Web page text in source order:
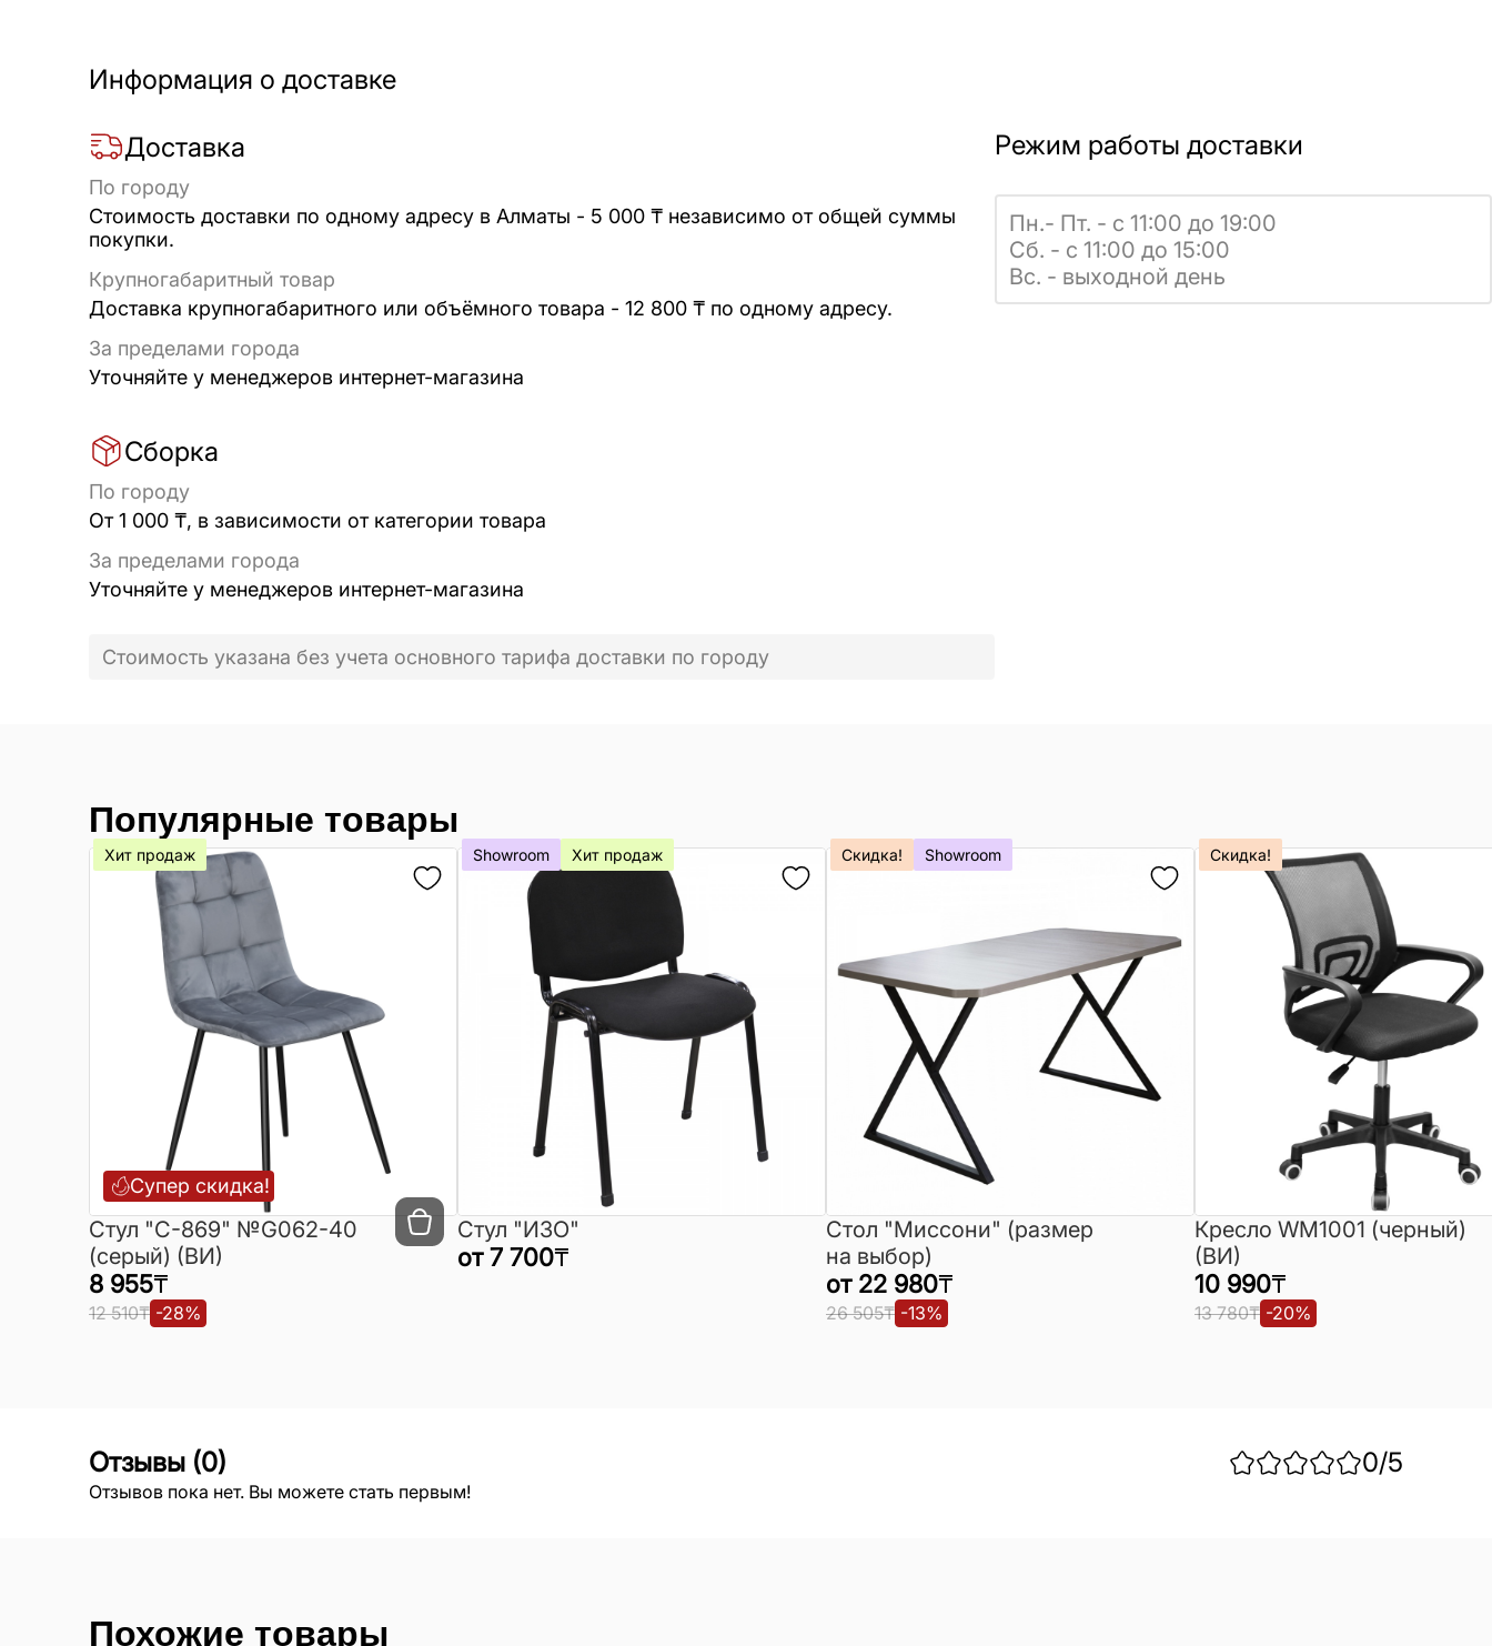
Информация о доставке
Доставка
По городу
Стоимость доставки по одному адресу в Алматы - 5 000 ₸ независимо от общей суммы
покупки.
Крупногабаритный товар
Доставка крупногабаритного или объёмного товара - 12 800 ₸ по одному адресу.
За пределами города
Уточняйте у менеджеров интернет-магазина
Сборка
По городу
От 1 000 ₸, в зависимости от категории товара
За пределами города
Уточняйте у менеджеров интернет-магазина
Стоимость указана без учета основного тарифа доставки по городу
Режим работы доставки
Пн.- Пт. - с 11:00 до 19:00
Сб. - с 11:00 до 15:00
Вс. - выходной день
Популярные товары
Супер скидка!
Хит продаж
Cтул "C-869" №G062-40
(серый) (ВИ)
8 955₸
12 510₸ -28%
Showroom Хит продаж
Стул "ИЗО"
от 7 700₸
Скидка! Showroom
Стол "Миссони" (размер
на выбор)
от 22 980₸
26 505₸ -13%
Скидка!
Кресло WM1001 (черный)
(ВИ)
10 990₸
13 780₸ -20%
Отзывы (0) 0/5
Отзывов пока нет. Вы можете стать первым!
Похожие товары